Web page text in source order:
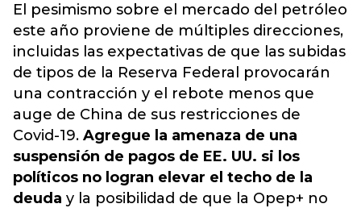
El pesimismo sobre el mercado del petróleo
este año proviene de múltiples direcciones,
incluidas las expectativas de que las subidas
de tipos de la Reserva Federal provocarán
una contracción y el rebote menos que
auge de China de sus restricciones de
Covid-19. Agregue la amenaza de una
suspensión de pagos de EE. UU. si los
políticos no logran elevar el techo de la
deuda y la posibilidad de que la Opep+ no